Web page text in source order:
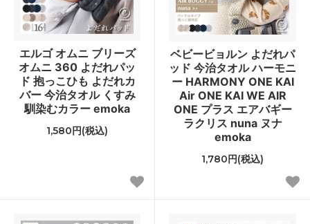
エルゴ オムニ ブリーズ
オムニ 360 よだれパッ
ド 抱っこひも よだれカ
バー 今治タオル くすみ
馴染むカラー emoka
1,580円(税込)
ベビービョルン よだれパ
ッド 今治タオル ハーモニ
ー HARMONY ONE KAI
Air ONE KAI WE AIR
ONE プラス エアバギー
ラクリス nuna ヌナ
emoka
1,780円(税込)